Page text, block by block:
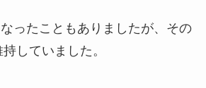
ったこともありましたが、その
していました。